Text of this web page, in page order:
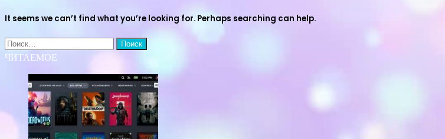
It seems we can’t find what you’re looking for. Perhaps searching can help.
Найти:
ЧИТАЕМОЕ